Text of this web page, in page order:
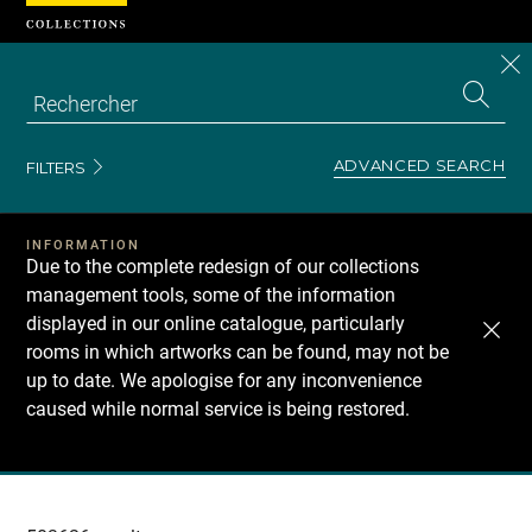
FILTERS ADVANCED SEARCH
INFORMATION
Due to the complete redesign of our collections
management tools, some of the information
displayed in our online catalogue, particularly
rooms in which artworks can be found, may not be
up to date. We apologise for any inconvenience
caused while normal service is being restored.
Recherche
Cookies management panel